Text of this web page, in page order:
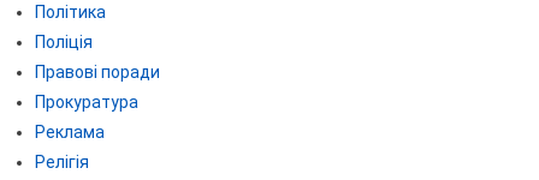
Політика
Поліція
Правові поради
Прокуратура
Реклама
Релігія